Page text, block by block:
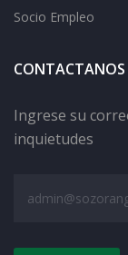
Socio Empleo
CONTACTANOS
Ingrese su
inquietudes